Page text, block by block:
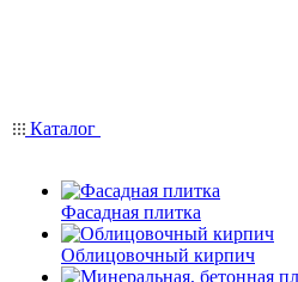
Каталог
Фасадная плитка
Облицовочный кирпич